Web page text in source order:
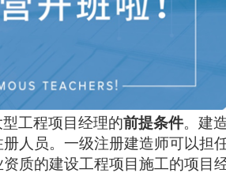
工程项目经理的前提条件。建
人员。一级注册建造师可以担
质的建设工程项目施工的项目